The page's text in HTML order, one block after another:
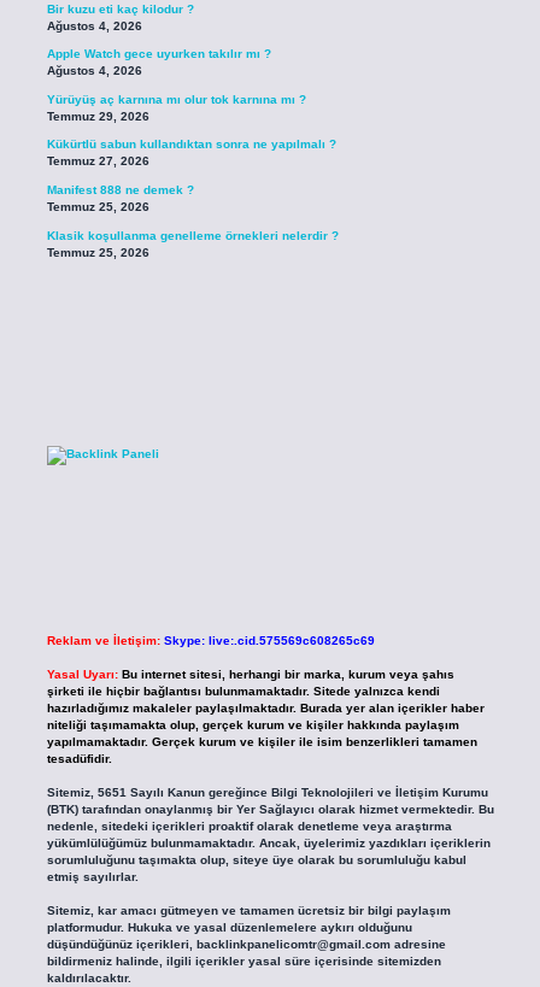
Bir kuzu eti kaç kilodur ?
Ağustos 4, 2026
Apple Watch gece uyurken takılır mı ?
Ağustos 4, 2026
Yürüyüş aç karnına mı olur tok karnına mı ?
Temmuz 29, 2026
Kükürtlü sabun kullandıktan sonra ne yapılmalı ?
Temmuz 27, 2026
Manifest 888 ne demek ?
Temmuz 25, 2026
Klasik koşullanma genelleme örnekleri nelerdir ?
Temmuz 25, 2026
Reklam ve İletişim: Skype: live:.cid.575569c608265c69
Yasal Uyarı: Bu internet sitesi, herhangi bir marka, kurum veya şahıs
şirketi ile hiçbir bağlantısı bulunmamaktadır. Sitede yalnızca kendi
hazırladığımız makaleler paylaşılmaktadır. Burada yer alan içerikler haber
niteliği taşımamakta olup, gerçek kurum ve kişiler hakkında paylaşım
yapılmamaktadır. Gerçek kurum ve kişiler ile isim benzerlikleri tamamen
tesadüfidir.
Sitemiz, 5651 Sayılı Kanun gereğince Bilgi Teknolojileri ve İletişim Kurumu
(BTK) tarafından onaylanmış bir Yer Sağlayıcı olarak hizmet vermektedir. Bu
nedenle, sitedeki içerikleri proaktif olarak denetleme veya araştırma
yükümlülüğümüz bulunmamaktadır. Ancak, üyelerimiz yazdıkları içeriklerin
sorumluluğunu taşımakta olup, siteye üye olarak bu sorumluluğu kabul
etmiş sayılırlar.
Sitemiz, kar amacı gütmeyen ve tamamen ücretsiz bir bilgi paylaşım
platformudur. Hukuka ve yasal düzenlemelere aykırı olduğunu
düşündüğünüz içerikleri, backlinkpanelicomtr@gmail.comadresine
bildirmeniz halinde, ilgili içerikler yasal süre içerisinde sitemizden
kaldırılacaktır.